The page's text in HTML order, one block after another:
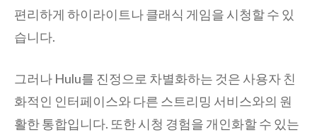
편리하게 하이라이트나 클래식 게임을 시청할 수 있
습니다.
그러나 Hulu를 진정으로 차별화하는 것은 사용자 친
화적인 인터페이스와 다른 스트리밍 서비스와의 원
활한 통합입니다. 또한 시청 경험을 개인화할 수 있는